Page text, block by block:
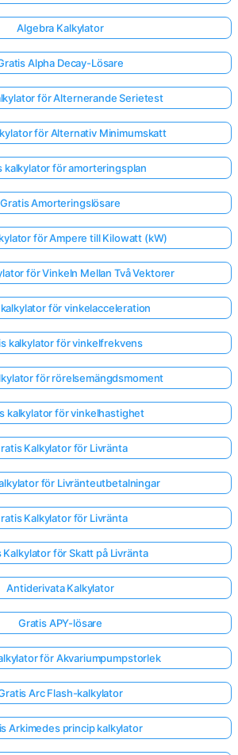
Algebra Kalkylator
Alpha Decay-Lösare
för Alternerande Serietest
för Alternativ Minimumskatt
kalkylator för amorteringsplan
Gratis Amorteringslösare
för Ampere till Kilowatt (kW)
för Vinkeln Mellan Två Vektorer
för vinkelacceleration
kalkylator för vinkelfrekvens
för rörelsemängdsmoment
kalkylator för vinkelhastighet
Kalkylator för Livränta
för Livränteutbetalningar
Kalkylator för Livränta
Kalkylator för Skatt på Livränta
Antiderivata Kalkylator
Gratis APY-lösare
för Akvariumpumpstorlek
Arc Flash-kalkylator
Arkimedes princip kalkylator